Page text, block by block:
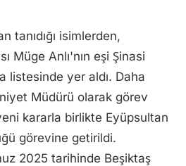
tanıdığı isimlerden,
Müge Anlı'nın eşi Şinasi
listesinde yer aldı. Daha
Müdürü olarak görev
kararla birlikte Eyüpsultan
görevine getirildi.
2025 tarihinde Beşiktaş